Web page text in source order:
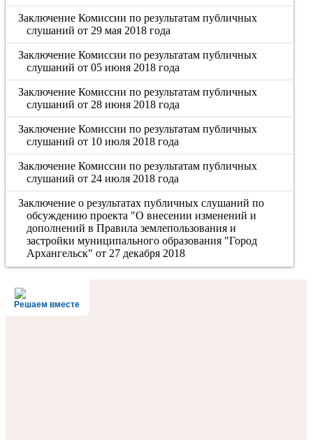
Заключение Комиссии по результатам публичных
слушаний от 29 мая 2018 года
Заключение Комиссии по результатам публичных
слушаний от 05 июня 2018 года
Заключение Комиссии по результатам публичных
слушаний от 28 июня 2018 года
Заключение Комиссии по результатам публичных
слушаний от 10 июля 2018 года
Заключение Комиссии по результатам публичных
слушаний от 24 июля 2018 года
Заключение о результатах публичных слушаний по
обсуждению проекта "О внесении изменений и
дополнений в Правила землепользования и
застройки муниципального образования "Город
Архангельск" от 27 декабря 2018
Решаем вместе